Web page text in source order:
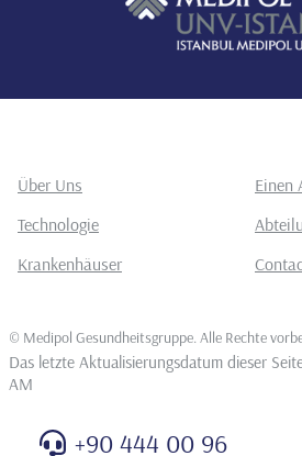
Über Uns
Einen
Technologie
Krankenhäuser
© Medipol Gesundheitsgruppe. Alle Rechte
Das letzte Aktualisierungsdatum dieser
AM
+90 444 00 96